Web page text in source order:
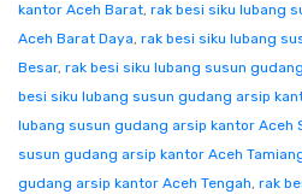
kantor Aceh Barat, rak besi siku lubang
Aceh Barat Daya, rak besi siku lubang
Besar, rak besi siku lubang susun
besi siku lubang susun gudang arsip
lubang susun gudang arsip kantor Aceh
susun gudang arsip kantor Aceh
gudang arsip kantor Aceh Tengah, rak